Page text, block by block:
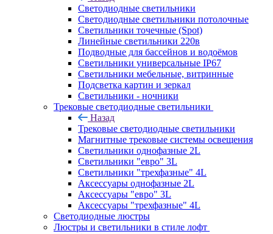
Светодиодные светильники
Светодиодные светильники потолочные
Светильники точечные (Spot)
Линейные светильники 220в
Подводные для бассейнов и водоёмов
Светильники универсальные IP67
Светильники мебельные, витринные
Подсветка картин и зеркал
Светильники - ночники
Трековые светодиодные светильники
Назад
Трековые светодиодные светильники
Магнитные трековые системы освещения
Светильники однофазные 2L
Светильники "евро" 3L
Светильники "трехфазные" 4L
Аксессуары однофазные 2L
Аксессуары "евро" 3L
Аксессуары "трехфазные" 4L
Светодиодные люстры
Люстры и светильники в стиле лофт